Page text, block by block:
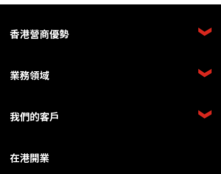
香港營商優勢
業務領域
我們的客戶
在港開業